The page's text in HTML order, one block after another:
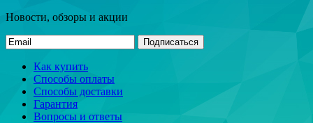
Новости, обзоры и акции
Подписаться
Как купить
Способы оплаты
Способы доставки
Гарантия
Вопросы и ответы